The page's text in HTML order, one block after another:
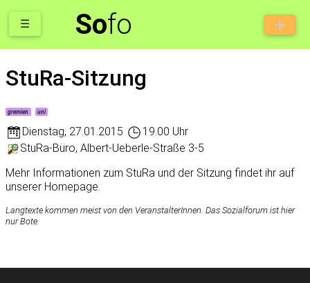
Sofo
☰
StuRa-Sitzung
gremien uni
Dienstag, 27.01.2015
19.00 Uhr
StuRa-Büro, Albert-Ueberle-Straße 3-5
Mehr Informationen zum StuRa und der Sitzung findet ihr auf
unserer Homepage.
Langtexte kommen meist von den VeranstalterInnen. Das Sozialforum ist hier
nur Bote.